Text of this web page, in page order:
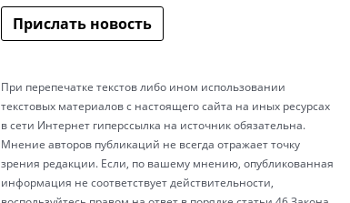
Прислать новость
При перепечатке текстов либо ином использовании
текстовых материалов с настоящего сайта на иных ресурсах
в сети Интернет гиперссылка на источник обязательна.
Мнение авторов публикаций не всегда отражает точку
зрения редакции. Если, по вашему мнению, опубликованная
информация не соответствует действительности,